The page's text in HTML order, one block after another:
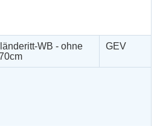
WB - ohne
GEV